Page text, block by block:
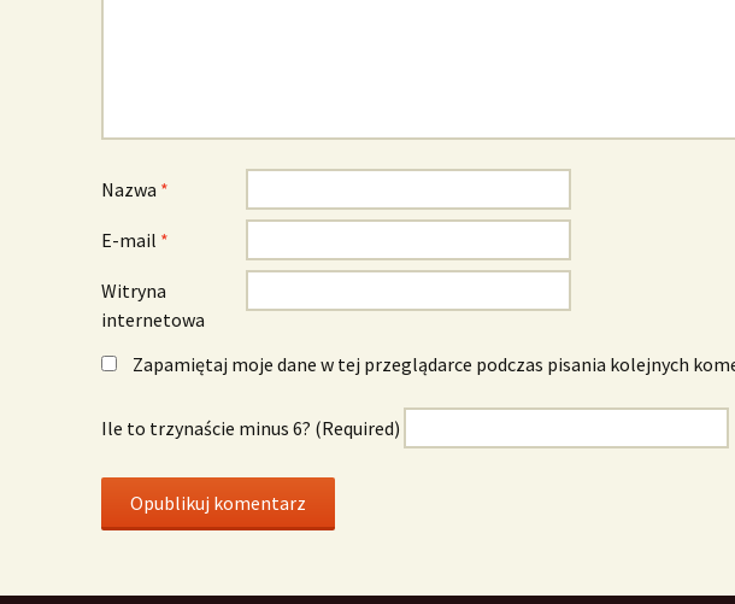
Nazwa *
E-mail *
Witryna
internetowa
Zapamiętaj moje dane w tej przeglądarce podczas pisania kolejnych
Ile to trzynaście minus 6? (Required)